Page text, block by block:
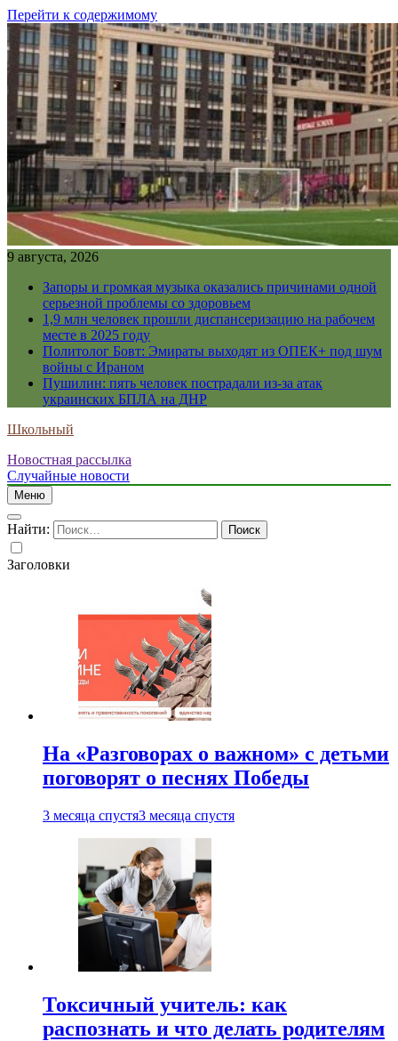
Перейти к содержимому
9 августа, 2026
Запоры и громкая музыка оказались причинами одной
серьезной проблемы со здоровьем
1,9 млн человек прошли диспансеризацию на рабочем
месте в 2025 году
Политолог Бовт: Эмираты выходят из ОПЕК+ под шум
войны с Ираном
Пушилин: пять человек пострадали из-за атак
украинских БПЛА на ДНР
Школьный
Новостная рассылка
Случайные новости
Меню
Найти:
Заголовки
На «Разговорах о важном» с детьми
поговорят о песнях Победы
3 месяца спустя3 месяца спустя
Токсичный учитель: как
распознать и что делать родителям